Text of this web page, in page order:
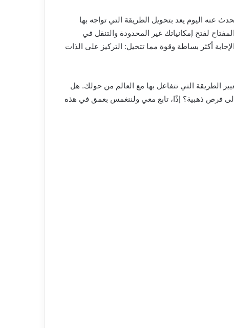
عنه اليوم يعد بتحويل الطريقة التي تواجه بها
لفتح إمكانياتك غير المحدودة والتنقل في
أكثر بساطة وقوة مما تتخيل: التركيز على الذات
الطريقة التي تتفاعل بها مع العالم من حولك. هل
فرص ذهبية؟ إذًا، تابع معي ولننغمس بعمق في هذه